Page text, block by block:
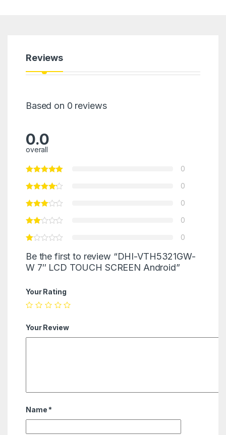
Reviews
Based on 0 reviews
0.0
overall
0
0
0
0
0
Be the first to review “DHI-VTH5321GW-
W 7″ LCD TOUCH SCREEN Android”
Your Rating
Your Review
Name *